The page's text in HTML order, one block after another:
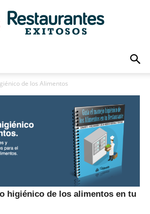
de los Alimentos
higiénico de los alimentos en tu